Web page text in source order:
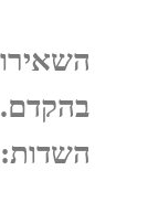
השדות: